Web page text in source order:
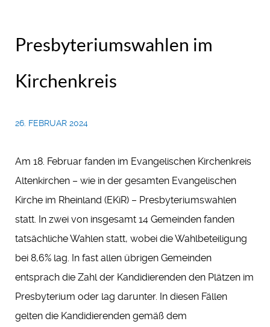
Presbyteriumswahlen im
Kirchenkreis
26. FEBRUAR 2024
Am 18. Februar fanden im Evangelischen Kirchenkreis
Altenkirchen – wie in der gesamten Evangelischen
Kirche im Rheinland (EKiR) – Presbyteriumswahlen
statt. In zwei von insgesamt 14 Gemeinden fanden
tatsächliche Wahlen statt, wobei die Wahlbeteiligung
bei 8,6% lag. In fast allen übrigen Gemeinden
entsprach die Zahl der Kandidierenden den Plätzen im
Presbyterium oder lag darunter. In diesen Fällen
gelten die Kandidierenden gemäß dem